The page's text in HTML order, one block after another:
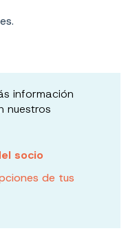
.
información
nuestros
socio
de tus